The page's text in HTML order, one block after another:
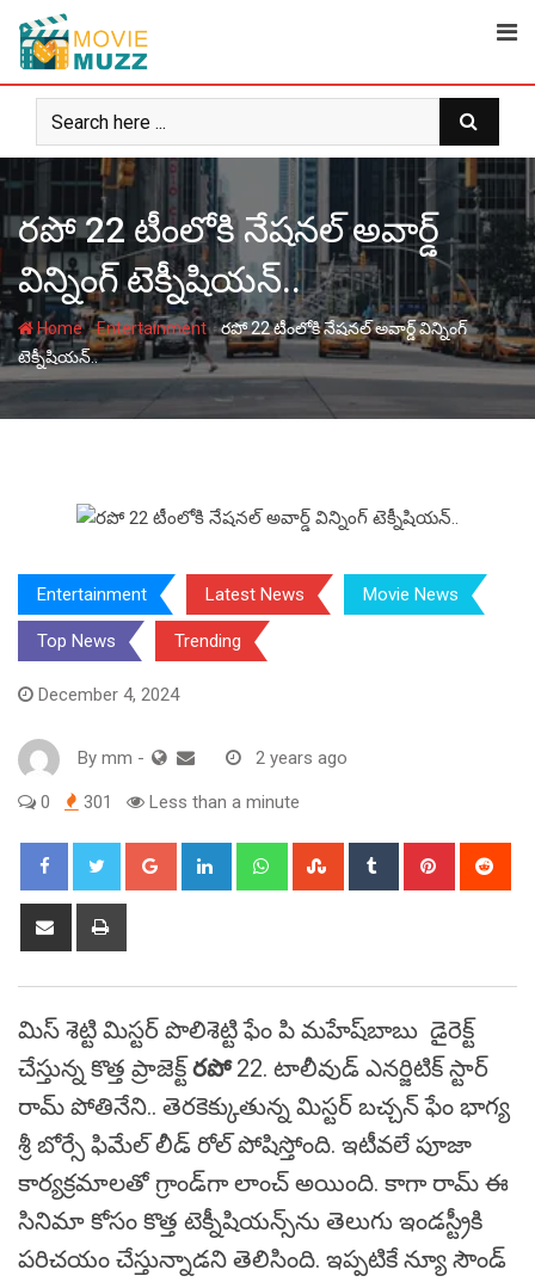
content
రపో 22 టీంలోకి నేషనల్ అవార్డ్‌
విన్నింగ్‌ టెక్నీషియన్‌..
Home-Entertainment-రపో 22 టీంలోకి నేషనల్ అవార్డ్‌ విన్నింగ్‌
టెక్నీషియన్‌..
Entertainment Latest News Movie News
Top News Trending
December 4, 2024
By mm - 2 years ago
0 301 Less than a minute
Google+ LinkedIn WhatsappStumbleUpon
Tumblr Pinterest
Share
మిస్‌ శెట్టి మిస్టర్‌ పొలిశెట్టి ఫేం పి మహేష్‌బాబు డైరెక్ట్‌
చేస్తున్న కొత్త ప్రాజెక్ట్‌ రపో22. టాలీవుడ్ ఎనర్జిటిక్‌ స్టార్
రామ్ పోతినేని.. తెరకెక్కుతున్న మిస్టర్ బచ్చన్ ఫేం భాగ్య
శ్రీ బోర్సే ఫిమేల్‌ లీడ్ రోల్‌ పోషిస్తోంది. ఇటీవలే పూజా
కార్యక్రమాలతో గ్రాండ్‌గా లాంచ్ అయింది. కాగా రామ్‌ ఈ
సినిమా కోసం కొత్త టెక్నీషియన్స్‌ను తెలుగు ఇండస్ట్రీకి
పరిచయం చేస్తున్నాడని తెలిసింది. ఇప్పటికే న్యూ సౌండ్